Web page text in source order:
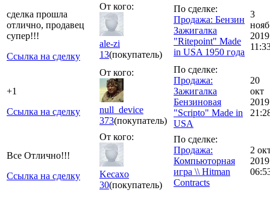
сделка прошла
отлично, продавец
супер!!!
Ссылка на сделку
От кого:
ale-zi
13(покупатель)
По сделке:
Продажа: Бензин
Зажигалка
"Ritepoint" Made
in USA 1950 года
3
нояб
2019
+1
Ссылка на сделку
От кого:
null_device
373(покупатель)
По сделке:
Продажа:
Зажигалка
Бензиновая
"Scripto" Made in
USA
20
окт
2019
Все Отлично!!!
Ссылка на сделку
От кого:
Kecaxo
30(покупатель)
По сделке:
Продажа:
Компьюторная
игра \\ Hitman
Contracts
2
2019